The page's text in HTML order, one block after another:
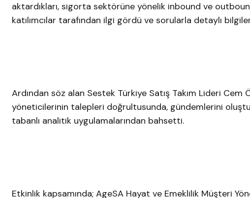
aktardıkları, sigorta sektörüne yönelik inbound ve
katılımcılar tarafından ilgi gördü ve sorularla detaylı bilgiler
Ardından söz alan Sestek Türkiye Satış Takım Lideri
yöneticilerinin talepleri doğrultusunda, gündemlerini
tabanlı analitik uygulamalarından bahsetti.
Etkinlik kapsamında; AgeSA Hayat ve Emeklilik Müşteri